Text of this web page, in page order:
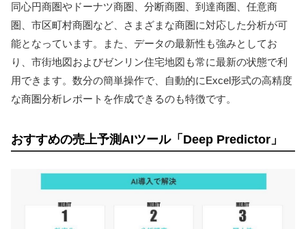
同心円商圏やドーナツ商圏、分断商圏、到達商圏、任意商
圏、市区町村商圏など、さまざまな商圏に対応した分析が可
能となっています。また、データの最新性も強みとしてお
り、市街地図およびゼンリン住宅地図も常に最新の状態で利
用できます。数分の簡単操作で、自動的にExcel形式の高精度
な商圏分析レポートを作成できるのも特徴です。
おすすめの売上予測AIツール「Deep Predictor」